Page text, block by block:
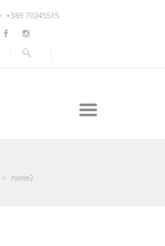
+389.70245515
home2